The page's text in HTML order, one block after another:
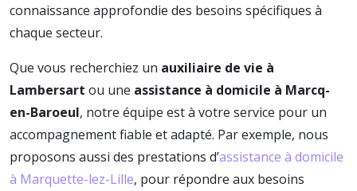
connaissance approfondie des besoins spécifiques à
chaque secteur.
Que vous recherchiez un auxiliaire de vie à
Lambersart ou une assistance à domicile à Marcq-
en-Baroeul, notre équipe est à votre service pour un
accompagnement fiable et adapté. Par exemple, nous
proposons aussi des prestations d’assistance à domicile
à Marquette-lez-Lille, pour répondre aux besoins